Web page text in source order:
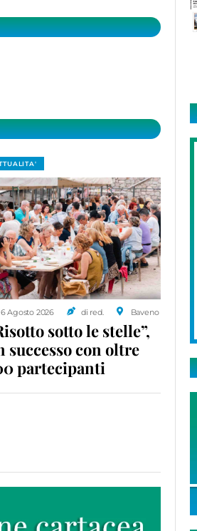
6 Agosto 2026 di red. Baveno
sotto le stelle”,
successo con oltre
partecipanti